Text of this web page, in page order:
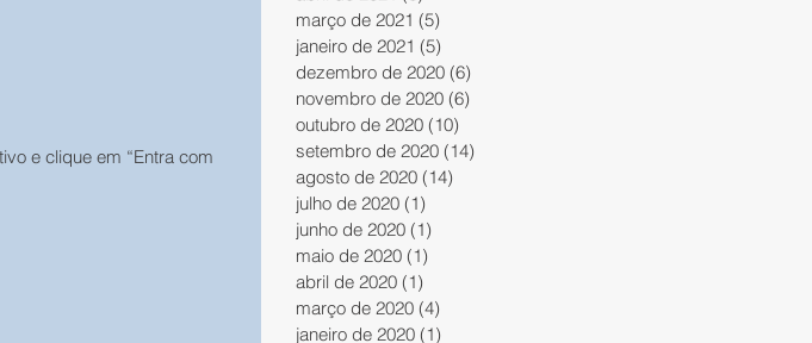
e clique em “Entra com
março de 2021 (5)
janeiro de 2021 (5)
dezembro de 2020 (6)
novembro de 2020 (6)
outubro de 2020 (10)
setembro de 2020 (14)
agosto de 2020 (14)
julho de 2020 (1)
junho de 2020 (1)
maio de 2020 (1)
abril de 2020 (1)
março de 2020 (4)
janeiro de 2020 (1)